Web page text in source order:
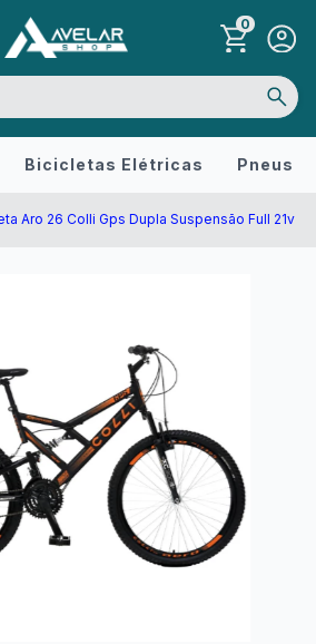
0
Bicicletas Elétricas Pneus
Aro 26 Colli Gps Dupla Suspensão Full 21v